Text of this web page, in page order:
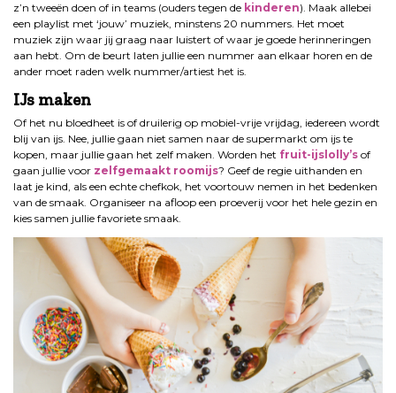
z’n tweeën doen of in teams (ouders tegen de kinderen). Maak allebei
een playlist met ‘jouw’ muziek, minstens 20 nummers. Het moet
muziek zijn waar jij graag naar luistert of waar je goede herinneringen
aan hebt. Om de beurt laten jullie een nummer aan elkaar horen en de
ander moet raden welk nummer/artiest het is.
IJs maken
Of het nu bloedheet is of druilerig op mobiel-vrije vrijdag, iedereen wordt
blij van ijs. Nee, jullie gaan niet samen naar de supermarkt om ijs te
kopen, maar jullie gaan het zelf maken. Worden het fruit-ijslolly’s of
gaan jullie voor zelfgemaakt roomijs? Geef de regie uithanden en
laat je kind, als een echte chefkok, het voortouw nemen in het bedenken
van de smaak. Organiseer na afloop een proeverij voor het hele gezin en
kies samen jullie favoriete smaak.